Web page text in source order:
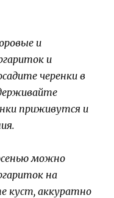
и
и
черенки в
приживутся и
можно
на
куст, аккуратно